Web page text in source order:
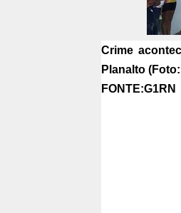
Crime
Planalto
FONTE:G1RN